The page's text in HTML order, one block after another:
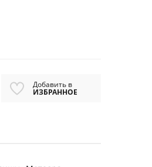
Добавить в
ИЗБРАННОЕ